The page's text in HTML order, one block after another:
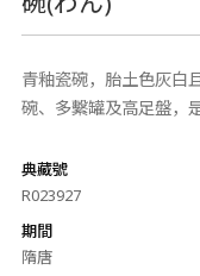
青釉瓷碗，胎土色灰白
碗、多繫罐及高足盤，
典藏號
R023927
期間
隋唐